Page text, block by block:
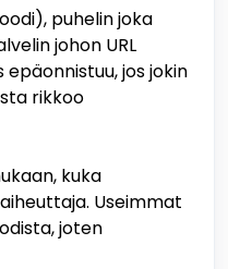
puhelin joka
johon URL
jos jokin
rikkoo
kuka
Useimmat
joten